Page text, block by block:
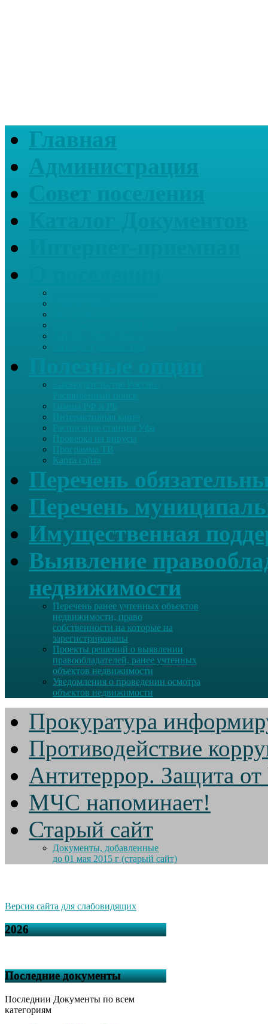
Главная
Администрация
Гимны РФ и РБ
Интерактивная карта
Расписание станция Уфа
Проверка на вирусы
Программа ТВ
Карта сайта
Перечень
Перечень
Имущественная
Выявление
недвижимости
Перечень ранее учтенных объектов
недвижимости, право
собственности на которые на
зарегистрированы
Проекты решений о выявлении
правообладателей, ранее учтенных
объектов недвижимости
Уведомления о проведении осмотра
объектов недвижимости
Прокуратура
Противодействие
Антитеррор. Защита
МЧС напоминает!
Старый сайт
Документы, добавленные
до 01 мая 2015 г (старый сайт)
Версия сайта для слабовидящих
2026
Последние документы
Последнии Документы по всем
категориям